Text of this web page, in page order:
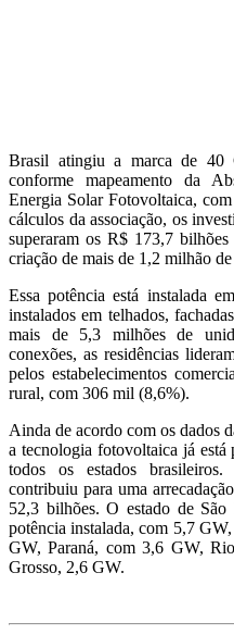
Brasil atingiu a marca de 40
conforme mapeamento da
Energia Solar Fotovoltaica,
cálculos da associação, os
superaram os R$ 173,7
criação de mais de 1,2 milhão
Essa potência está instalada
instalados em telhados,
mais de 5,3 milhões de
conexões, as residências
pelos estabelecimentos
rural, com 306 mil (8,6%).
Ainda de acordo com os dados
a tecnologia fotovoltaica já está
todos os estados
contribuiu para uma
52,3 bilhões. O estado de
potência instalada, com 5,7
GW, Paraná, com 3,6 GW,
Grosso, 2,6 GW.